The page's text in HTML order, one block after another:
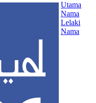
Utama
Nama
Lelaki
Nama